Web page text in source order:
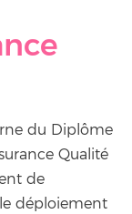
du Diplôme
Qualité
de
déploiement